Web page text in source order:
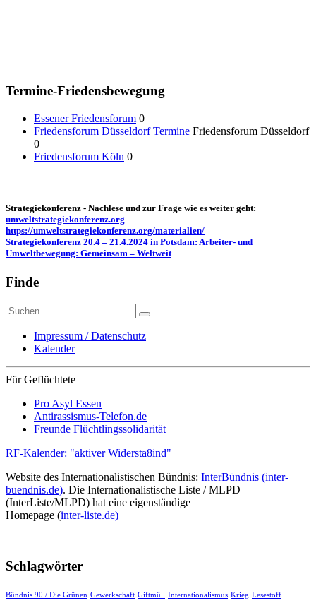
Termine-Friedensbewegung
Essener Friedensforum 0
Friedensforum Düsseldorf Termine Friedensforum Düsseldorf
0
Friedensforum Köln 0
Strategiekonferenz - Nachlese und zur Frage wie es weiter geht:
umweltstrategiekonferenz.org
https://umweltstrategiekonferenz.org/materialien/
Strategiekonferenz 20.4 – 21.4.2024 in Potsdam: Arbeiter- und
Umweltbewegung: Gemeinsam – Weltweit
Finde
Suche
nach:
Impressum / Datenschutz
Kalender
Für Geflüchtete
Pro Asyl Essen
Antirassismus-Telefon.de
Freunde Flüchtlingssolidarität
RF-Kalender: "aktiver Widersta8ind"
Website des Internationalistischen Bündnis: InterBündnis (inter-
buendnis.de). Die Internationalistische Liste / MLPD
(InterListe/MLPD) hat eine eigenständige
Homepage (inter-liste.de)
Schlagwörter
Bündnis 90 / Die Grünen Gewerkschaft Giftmüll Internationalismus Krieg Lesestoff